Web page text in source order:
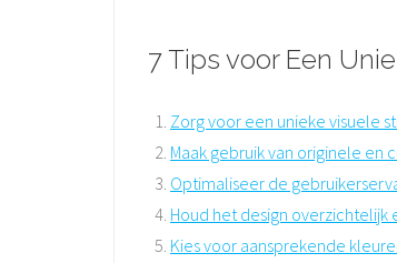
7 Tips voor Een
Zorg voor een unieke visuele
Maak gebruik van originele
Optimaliseer de
Houd het design overzichtelijk
Kies voor aansprekende